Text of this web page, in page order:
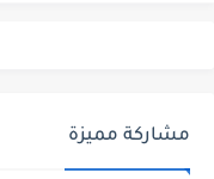
مشاركة مميزة